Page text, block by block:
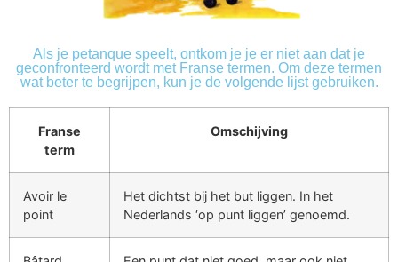
Als je petanque speelt, ontkom je je er niet aan dat je
geconfronteerd wordt met Franse termen. Om deze termen
wat beter te begrijpen, kun je de volgende lijst gebruiken.
Franse
term
Omschijving
Avoir le
point
Het dichtst bij het but liggen. In het
Nederlands ‘op punt liggen’ genoemd.